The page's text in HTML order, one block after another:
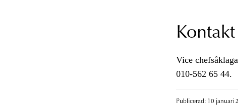
Kontakt
Vice
010-562 65 44.
Publicerad: 10 januari